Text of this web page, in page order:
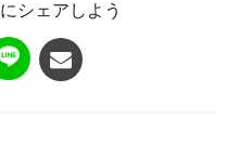
シェアしよう